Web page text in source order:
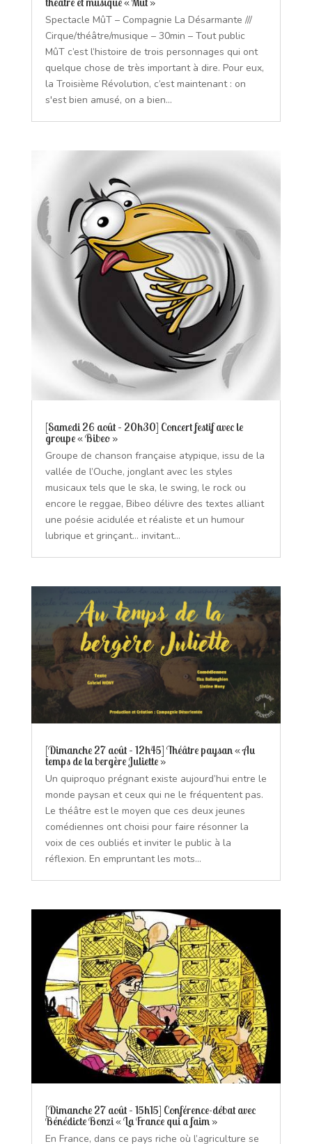
Spectacle MûT – Compagnie La Désarmante ///
Cirque/théâtre/musique – 30min – Tout public
MûT c’est l’histoire de trois personnages qui ont
quelque chose de très important à dire. Pour eux,
la Troisième Révolution, c’est maintenant : on
s'est bien amusé, on a bien...
[Samedi 26 août – 20h30] Concert festif avec le
groupe « Bibeo »
Groupe de chanson française atypique, issu de la
vallée de l’Ouche, jonglant avec les styles
musicaux tels que le ska, le swing, le rock ou
encore le reggae, Bibeo délivre des textes alliant
une poésie acidulée et réaliste et un humour
lubrique et grinçant… invitant...
[Dimanche 27 août – 12h45] Théâtre paysan « Au
temps de la bergère Juliette »
Un quiproquo prégnant existe aujourd’hui entre le
monde paysan et ceux qui ne le fréquentent pas.
Le théâtre est le moyen que ces deux jeunes
comédiennes ont choisi pour faire résonner la
voix de ces oubliés et inviter le public à la
réflexion. En empruntant les mots...
[Dimanche 27 août – 15h15] Conférence-débat avec
Bénédicte Bonzi « La France qui a faim »
En France, dans ce pays riche où l’agriculture se